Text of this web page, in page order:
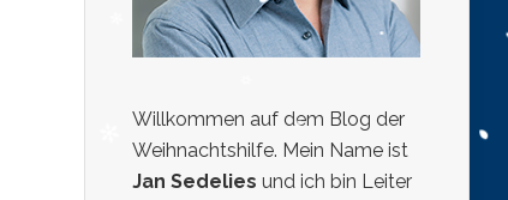
Willkommen auf dem Blog der
Weihnachtshilfe. Mein Name ist
Jan Sedelies und ich bin Leiter